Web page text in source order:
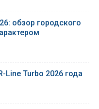
обзор городского
Line Turbo 2026 года